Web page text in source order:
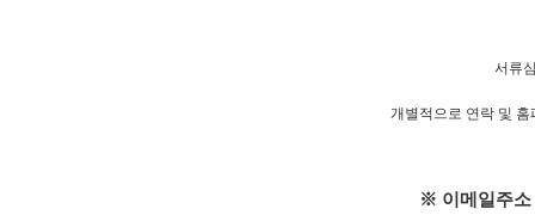
서류
개별적으로 연락 및
※ 이메일주소